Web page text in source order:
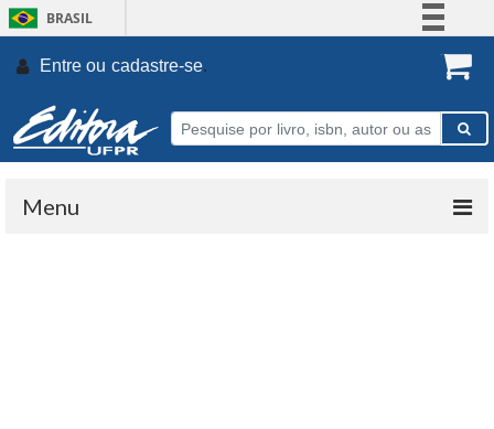
BRASIL
Participe
Entre ou cadastre-se.
Menu